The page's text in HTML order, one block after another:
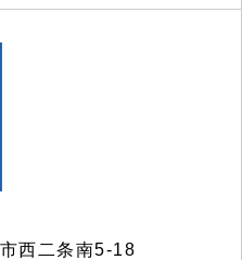
西二条南5-18